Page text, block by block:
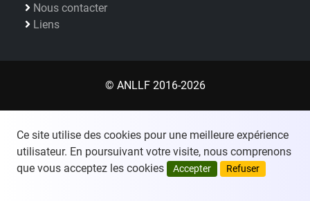
Nous contacter
Liens
© ANLLF 2016-2026
Ce site utilise des cookies pour une meilleure expérience
utilisateur. En poursuivant votre visite, nous comprenons
que vous acceptez les cookies
Accepter Refuser